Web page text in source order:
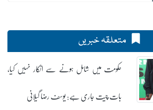
متعلقہ خبریں
حکومت میں شامل ہونے سے انکار نہیں کیا،
بات چیت جاری ہے: یوسف رضا گیلانی